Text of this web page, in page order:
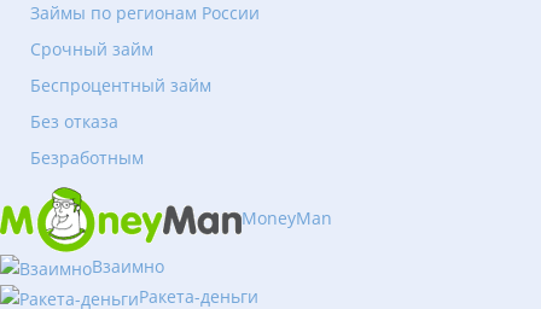
Займы по регионам России
Срочный займ
Беспроцентный займ
Без отказа
Безработным
MoneyMan
Взаимно
Ракета-деньги